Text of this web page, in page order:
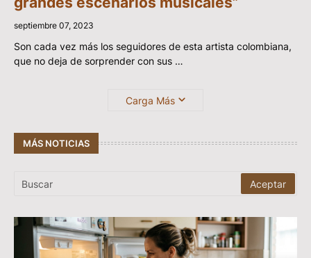
septiembre 07, 2023
Son cada vez más los seguidores de esta artista colombiana,
que no deja de sorprender con sus …
Carga Más
MÁS NOTICIAS